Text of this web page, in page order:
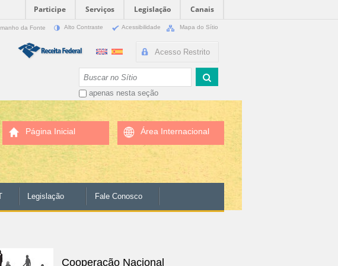
Participe Serviços Legislação
Canais
da Fonte Alto Contraste Acessibilidade Mapa do Sítio
Acesso Restrito
apenas nesta seção
Página Inicial Área Internacional
Legislação Fale Conosco
Cooperação Nacional